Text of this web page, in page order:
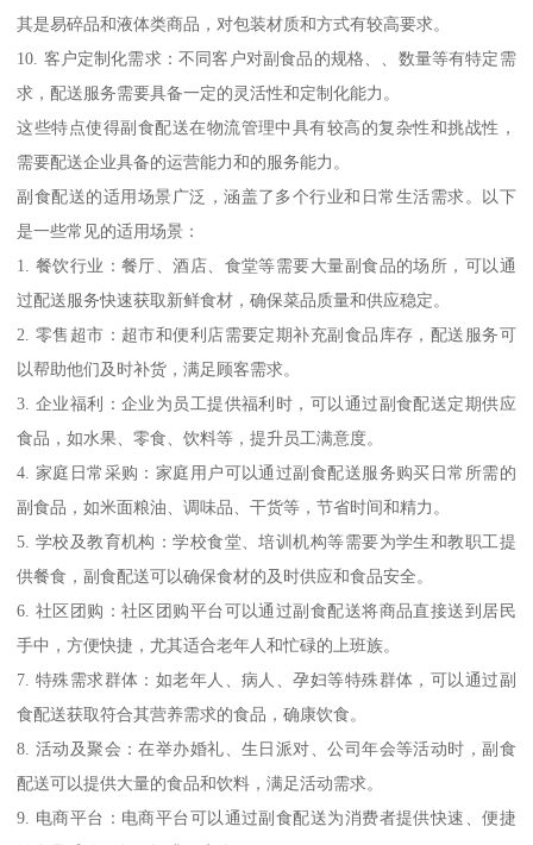
其是易碎品和液体类商品，对包装材质和方式有较高要求。
10. 客户定制化需求：不同客户对副食品的规格、、数量等有特定需
求，配送服务需要具备一定的灵活性和定制化能力。
这些特点使得副食配送在物流管理中具有较高的复杂性和挑战性，
需要配送企业具备的运营能力和的服务能力。
副食配送的适用场景广泛，涵盖了多个行业和日常生活需求。以下
是一些常见的适用场景：
1. 餐饮行业：餐厅、酒店、食堂等需要大量副食品的场所，可以通
过配送服务快速获取新鲜食材，确保菜品质量和供应稳定。
2. 零售超市：超市和便利店需要定期补充副食品库存，配送服务可
以帮助他们及时补货，满足顾客需求。
3. 企业福利：企业为员工提供福利时，可以通过副食配送定期供应
食品，如水果、零食、饮料等，提升员工满意度。
4. 家庭日常采购：家庭用户可以通过副食配送服务购买日常所需的
副食品，如米面粮油、调味品、干货等，节省时间和精力。
5. 学校及教育机构：学校食堂、培训机构等需要为学生和教职工提
供餐食，副食配送可以确保食材的及时供应和食品安全。
6. 社区团购：社区团购平台可以通过副食配送将商品直接送到居民
手中，方便快捷，尤其适合老年人和忙碌的上班族。
7. 特殊需求群体：如老年人、病人、孕妇等特殊群体，可以通过副
食配送获取符合其营养需求的食品，确康饮食。
8. 活动及聚会：在举办婚礼、生日派对、公司年会等活动时，副食
配送可以提供大量的食品和饮料，满足活动需求。
9. 电商平台：电商平台可以通过副食配送为消费者提供快速、便捷